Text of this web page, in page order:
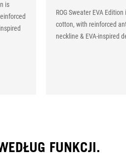
is
ROG Sweater EVA
cotton, with reinforced
neckline & EVA-inspired
FUNKCJI.